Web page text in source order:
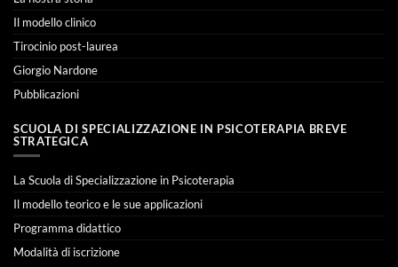
Il modello clinico
Tirocinio post-laurea
Giorgio Nardone
Pubblicazioni
SCUOLA DI SPECIALIZZAZIONE IN PSICOTERAPIA BREVE
STRATEGICA
La Scuola di Specializzazione in Psicoterapia
Il modello teorico e le sue applicazioni
Programma didattico
Modalità di iscrizione